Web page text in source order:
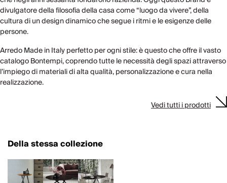
divulgatore della filosofia della casa come “luogo da vivere”, della
cultura di un design dinamico che segue i ritmi e le esigenze delle
persone.
Arredo Made in Italy perfetto per ogni stile: è questo che offre il vasto
catalogo Bontempi, coprendo tutte le necessità degli spazi attraverso
l’impiego di materiali di alta qualità, personalizzazione e cura nella
realizzazione.
Vedi tutti i prodotti
Della stessa collezione